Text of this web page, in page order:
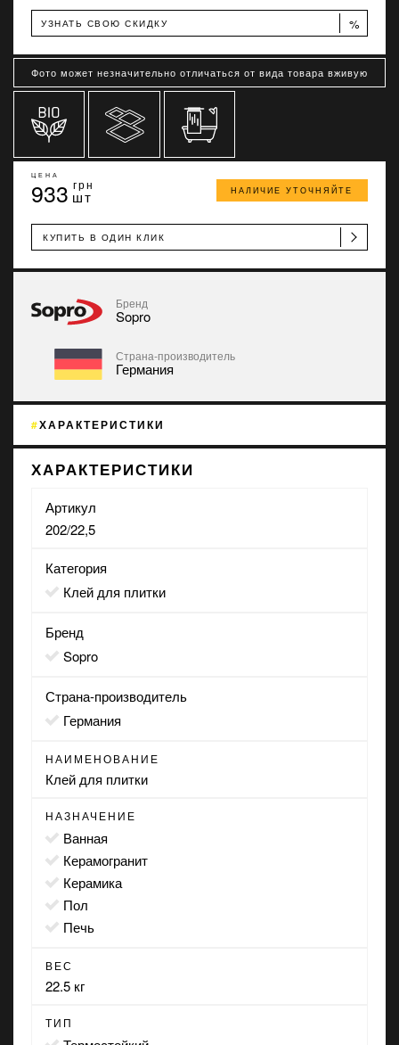
УЗНАТЬ СВОЮ СКИДКУ %
Фото может незначительно отличаться от вида товара вживую
ЦЕНА
933 грн
шт НАЛИЧИЕ УТОЧНЯЙТЕ
КУПИТЬ В ОДИН КЛИК
Бренд
Sopro
Страна-производитель
Германия
ХАРАКТЕРИСТИКИ
ХАРАКТЕРИСТИКИ
Артикул
202/22,5
Категория
Клей для плитки
Бренд
Sopro
Страна-производитель
Германия
НАИМЕНОВАНИЕ
Клей для плитки
НАЗНАЧЕНИЕ
ванная
керамогранит
керамика
пол
печь
ВЕС
22.5 кг
ТИП